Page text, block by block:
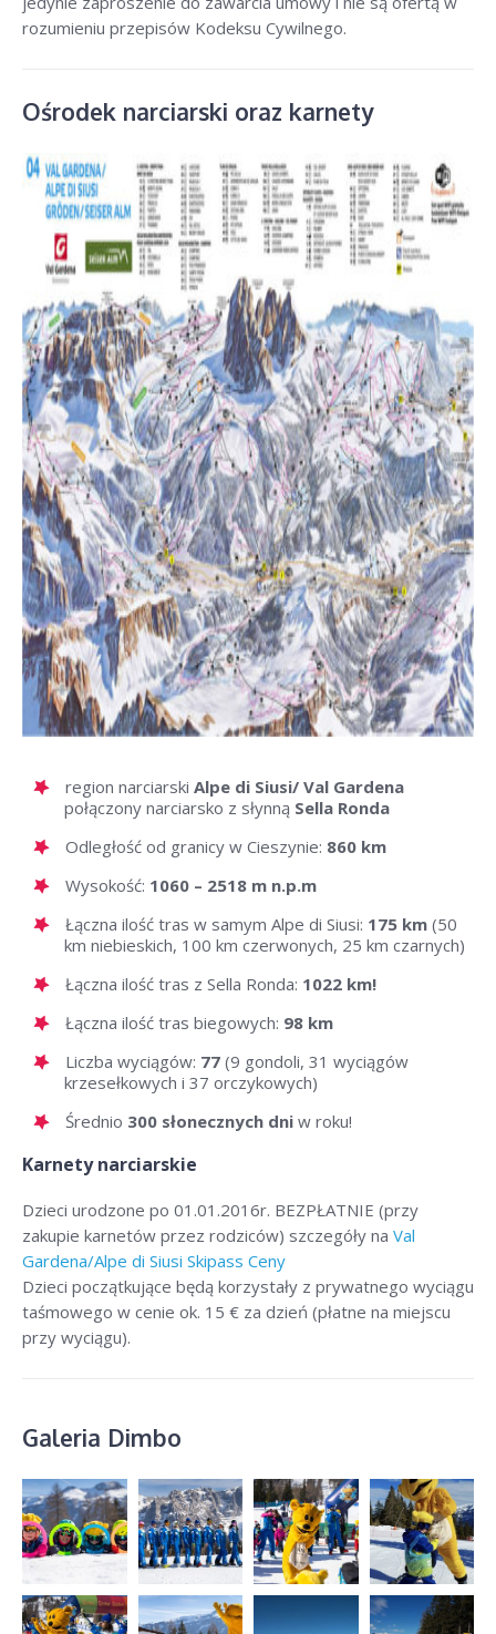
rozumieniu przepisów Kodeksu Cywilnego.
Ośrodek narciarski oraz karnety
region narciarski Alpe di Siusi/ Val Gardena
połączony narciarsko z słynną Sella Ronda
Odległość od granicy w Cieszynie: 860 km
Wysokość: 1060 – 2518 m n.p.m
Łączna ilość tras w samym Alpe di Siusi: 175 km (50
km niebieskich, 100 km czerwonych, 25 km czarnych)
Łączna ilość tras z Sella Ronda: 1022 km!
Łączna ilość tras biegowych: 98 km
Liczba wyciągów: 77 (9 gondoli, 31 wyciągów
krzesełkowych i 37 orczykowych)
Średnio 300 słonecznych dni w roku!
Karnety narciarskie
Dzieci urodzone po 01.01.2016r. BEZPŁATNIE (przy
zakupie karnetów przez rodziców) szczegóły na Val
Gardena/Alpe di Siusi Skipass Ceny
Dzieci początkujące będą korzystały z prywatnego wyciągu
taśmowego w cenie ok. 15 € za dzień (płatne na miejscu
przy wyciągu).
Galeria Dimbo